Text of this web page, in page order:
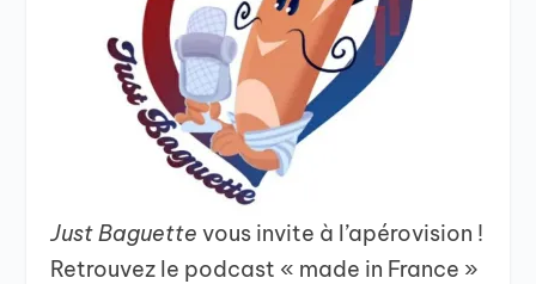
Just Baguettevous invite à l’apérovision !
Retrouvez le podcast « made in France »